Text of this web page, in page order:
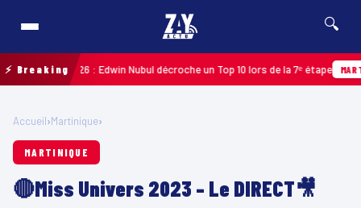
🔍
⚡ Breaking2026 : Edwin Nubul décroche un Top 10 lors de la 7ᵉ étape
Accueil›Martinique›
MARTINIQUE
🔴Miss Univers 2023 – Le DIRECT🎥